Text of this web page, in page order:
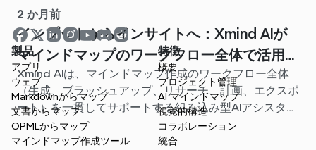
から始める手間を省きましょう。
2 か月前
インプットからインサイトへ：Xmind AIが
マインドマップのワークフロー全体で活用で
きるようになりました
Xmind AIは、マインドマップ作成のワークフロー全体
（生成、ブラッシュアップ、リサーチ、計画、エクスポ
ート）を一貫してサポートする組み込み型AIアシスタン
トになりました。マップを閉じることなく、これらすべ
ての操作を実行できます。
製品
アプリ
ウェブ
Markdownからマップ
文書からマップ
OPMLからマップ
マインドマップ作成ツール
特徴
概要
プロジェクト管理
AI マインドマップ
視覚的構造
コラボレーション
統合